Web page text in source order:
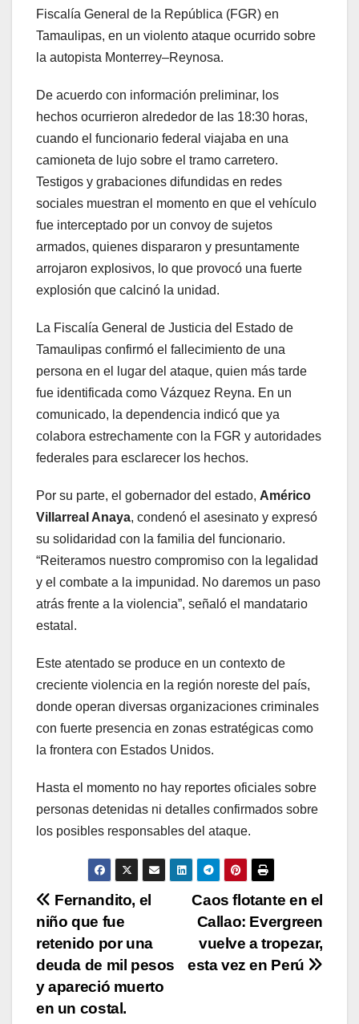
Fiscalía General de la República (FGR) en
Tamaulipas, en un violento ataque ocurrido sobre
la autopista Monterrey–Reynosa.
De acuerdo con información preliminar, los
hechos ocurrieron alrededor de las 18:30 horas,
cuando el funcionario federal viajaba en una
camioneta de lujo sobre el tramo carretero.
Testigos y grabaciones difundidas en redes
sociales muestran el momento en que el vehículo
fue interceptado por un convoy de sujetos
armados, quienes dispararon y presuntamente
arrojaron explosivos, lo que provocó una fuerte
explosión que calcinó la unidad.
La Fiscalía General de Justicia del Estado de
Tamaulipas confirmó el fallecimiento de una
persona en el lugar del ataque, quien más tarde
fue identificada como Vázquez Reyna. En un
comunicado, la dependencia indicó que ya
colabora estrechamente con la FGR y autoridades
federales para esclarecer los hechos.
Por su parte, el gobernador del estado, Américo
Villarreal Anaya, condenó el asesinato y expresó
su solidaridad con la familia del funcionario.
“Reiteramos nuestro compromiso con la legalidad
y el combate a la impunidad. No daremos un paso
atrás frente a la violencia”, señaló el mandatario
estatal.
Este atentado se produce en un contexto de
creciente violencia en la región noreste del país,
donde operan diversas organizaciones criminales
con fuerte presencia en zonas estratégicas como
la frontera con Estados Unidos.
Hasta el momento no hay reportes oficiales sobre
personas detenidas ni detalles confirmados sobre
los posibles responsables del ataque.
N
a
v
e
Caos flotante en el
Callao: Evergreen
vuelve a tropezar,
esta vez en Perú
Fernandito, el
niño que fue
retenido por una
deuda de mil pesos
y apareció muerto
en un costal.